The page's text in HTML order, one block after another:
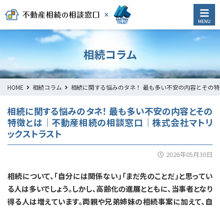
相続コラム
HOME 相続コラム 相続に関する悩みのタネ！ 最も多い不安の内容とその
相続に関する悩みのタネ！ 最も多い不安の内容とその
特徴とは｜不動産相続の相談窓口｜株式会社マトリ
ックストラスト
2026年05月30日
相続について、「自分には関係ない」「まだ先のことだ」と思ってい
る人は多いでしょう。しかし、高齢化の進展とともに、当事者となり
得る人は増えています。両親や兄弟姉妹の相続事案に加えて、自